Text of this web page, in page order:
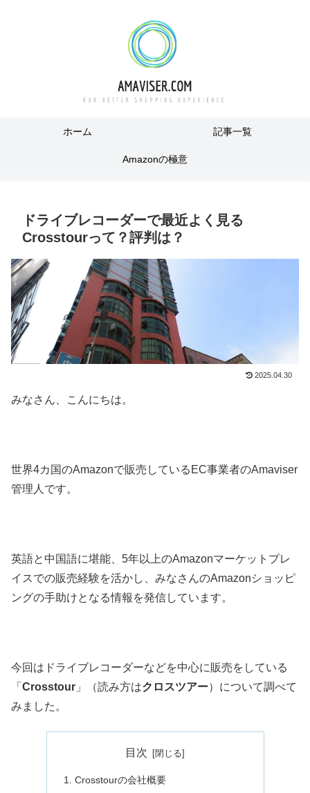
ホーム 記事一覧
Amazonの極意
ドライブレコーダーで最近よく見る
Crosstourって？評判は？
2025.04.30
みなさん、こんにちは。
世界4カ国のAmazonで販売しているEC事業者のAmaviser
管理人です。
英語と中国語に堪能、5年以上のAmazonマーケットプレ
イスでの販売経験を活かし、みなさんのAmazonショッピ
ングの手助けとなる情報を発信しています。
今回は ドライブレコーダーなどを中心に販売をしている
「 Crosstour 」（読み方はクロスツアー）について調べて
みました。
目次
Crosstourの会社概要